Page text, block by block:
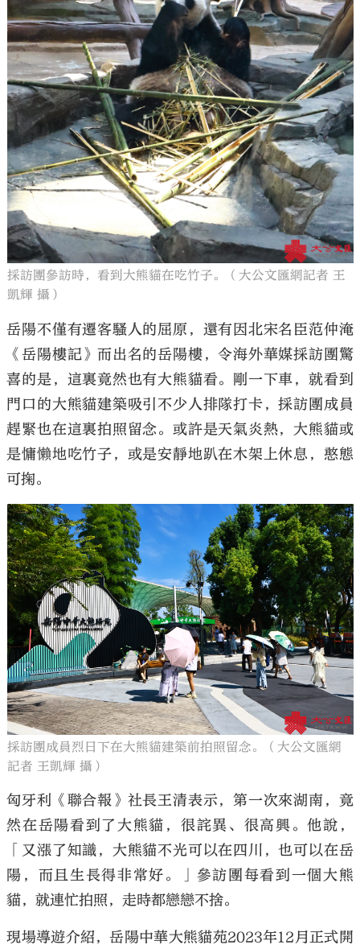
採訪團參訪時，看到大熊貓在吃竹子。（大公文匯網記者 王
凱輝 攝）
岳陽不僅有遷客騷人的屈原，還有因北宋名臣范仲淹
《岳陽樓記》而出名的岳陽樓，令海外華媒採訪團驚
喜的是，這裏竟然也有大熊貓看。剛一下車，就看到
門口的大熊貓建築吸引不少人排隊打卡，採訪團成員
趕緊也在這裏拍照留念。或許是天氣炎熱，大熊貓或
是慵懶地吃竹子，或是安靜地趴在木架上休息，憨態
可掬。
採訪團成員烈日下在大熊貓建築前拍照留念。（大公文匯網
記者 王凱輝 攝）
匈牙利《聯合報》社長王清表示，第一次來湖南，竟
然在岳陽看到了大熊貓，很詫異、很高興。他說，
「又漲了知識，大熊貓不光可以在四川，也可以在岳
陽，而且生長得非常好。」參訪團每看到一個大熊
貓，就連忙拍照，走時都戀戀不捨。
現場導遊介紹，岳陽中華大熊貓苑2023年12月正式開